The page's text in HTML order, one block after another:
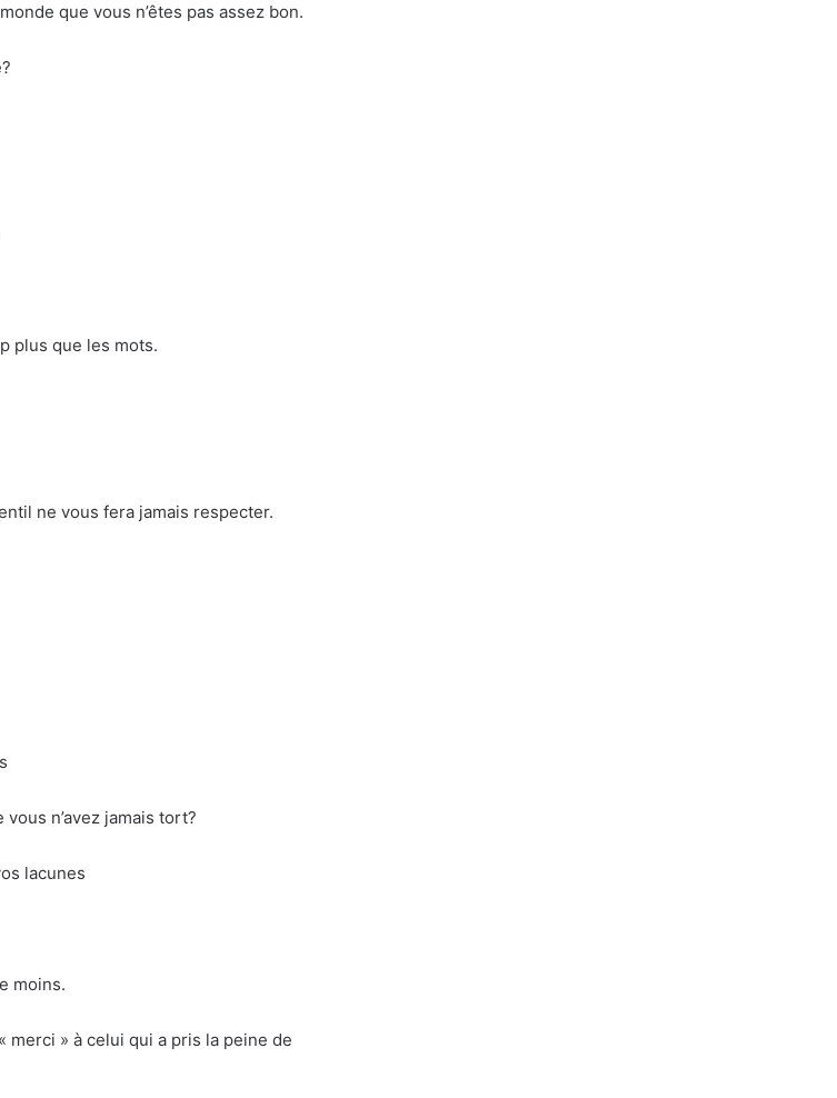
que vous n’êtes pas assez bon.
plus que les mots.
ne vous fera jamais respecter.
n’avez jamais tort?
lacunes
moins.
merci » à celui qui a pris la peine de